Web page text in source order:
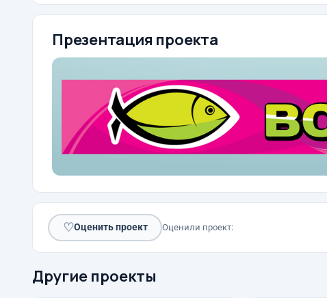
Презентация проекта
♡Оценить проект Оценили проект:
Другие проекты